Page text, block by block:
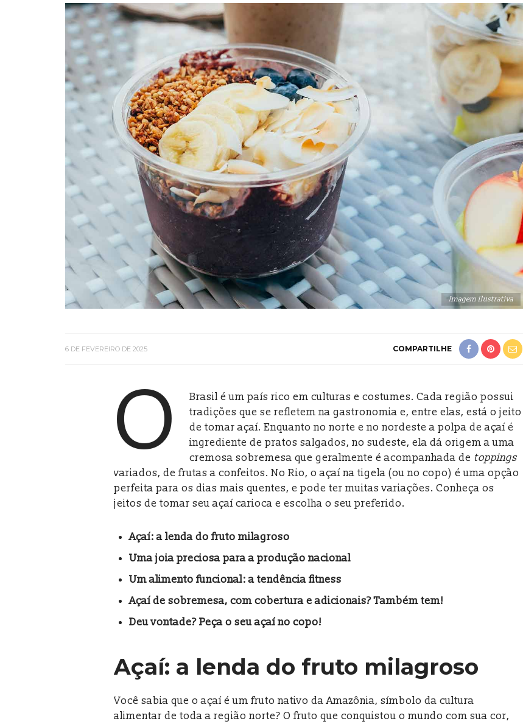
Imagem ilustrativa
6 DE FEVEREIRO DE 2025 COMPARTILHE
O
Brasil é um país rico em culturas e costumes. Cada região possui
tradições que se refletem na gastronomia e, entre elas, está o jeito
de tomar açaí. Enquanto no norte e no nordeste a polpa de açaí é
ingrediente de pratos salgados, no sudeste, ela dá origem a uma
cremosa sobremesa que geralmente é acompanhada de toppings
variados, de frutas a confeitos. No Rio, o açaí na tigela (ou no copo) é uma opção
perfeita para os dias mais quentes, e pode ter muitas variações. Conheça os
jeitos de tomar seu açaí carioca e escolha o seu preferido.
Açaí: a lenda do fruto milagroso
Uma joia preciosa para a produção nacional
Um alimento funcional: a tendência fitness
Açaí de sobremesa, com cobertura e adicionais? Também tem!
Deu vontade? Peça o seu açaí no copo!
Açaí: a lenda do fruto milagroso
Você sabia que o açaí é um fruto nativo da Amazônia, símbolo da cultura
alimentar de toda a região norte? O fruto que conquistou o mundo com sua cor,